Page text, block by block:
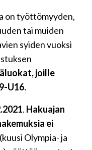
on työttömyyden,
tai muiden
syiden vuoksi
joille
U16.
. Hakuajan
ei
Olympia- ja